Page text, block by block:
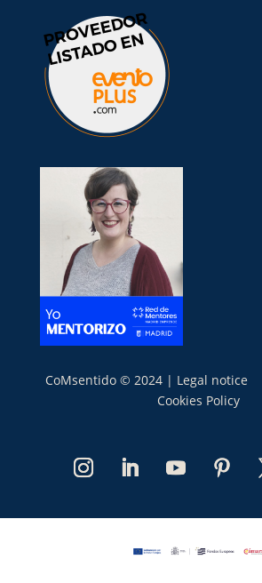
CoMsentido © 2024 | Legal notice
Cookies Policy